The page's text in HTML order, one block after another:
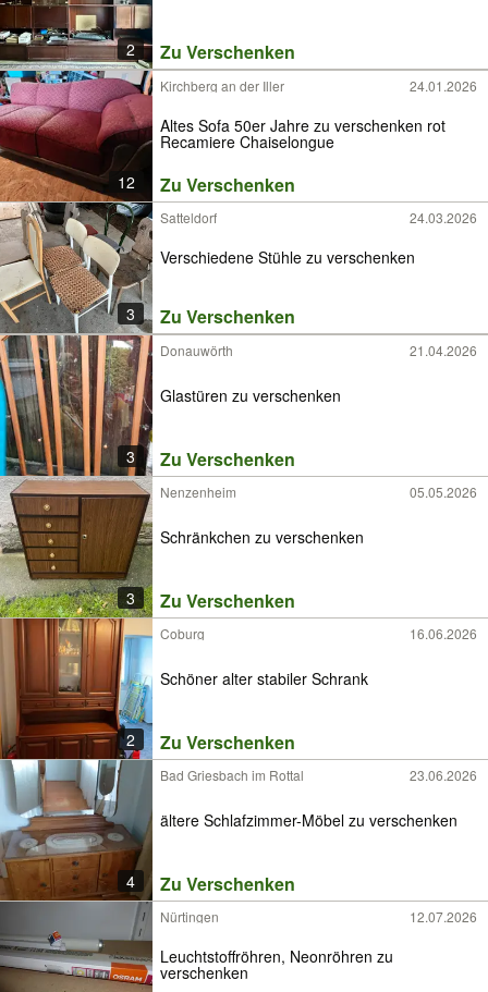
2 Zu Verschenken
12
Kirchberg an der Iller 24.01.2026
Altes Sofa 50er Jahre zu verschenken rot
Recamiere Chaiselongue
Zu Verschenken
3
Satteldorf 24.03.2026
Verschiedene Stühle zu verschenken
Zu Verschenken
3
Donauwörth 21.04.2026
Glastüren zu verschenken
Zu Verschenken
3
Nenzenheim 05.05.2026
Schränkchen zu verschenken
Zu Verschenken
2
Coburg 16.06.2026
Schöner alter stabiler Schrank
Zu Verschenken
4
Bad Griesbach im Rottal 23.06.2026
ältere Schlafzimmer-Möbel zu verschenken
Zu Verschenken
Nürtingen 12.07.2026
Leuchtstoffröhren, Neonröhren zu
verschenken